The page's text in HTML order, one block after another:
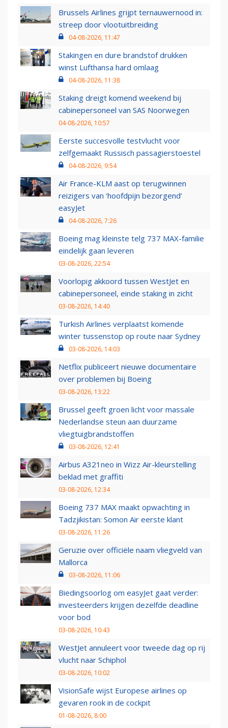
Brussels Airlines grijpt ternauwernood in:
streep door vlootuitbreiding
04-08-2026, 11:47
Stakingen en dure brandstof drukken
winst Lufthansa hard omlaag
04-08-2026, 11:38
Staking dreigt komend weekend bij
cabinepersoneel van SAS Noorwegen
04-08-2026, 10:57
Eerste succesvolle testvlucht voor
zelfgemaakt Russisch passagierstoestel
04-08-2026, 9:54
Air France-KLM aast op terugwinnen
reizigers van ‘hoofdpijn bezorgend’
easyJet
04-08-2026, 7:26
Boeing mag kleinste telg 737 MAX-familie
eindelijk gaan leveren
03-08-2026, 22:54
Voorlopig akkoord tussen WestJet en
cabinepersoneel, einde staking in zicht
03-08-2026, 14:40
Turkish Airlines verplaatst komende
winter tussenstop op route naar Sydney
03-08-2026, 14:03
Netflix publiceert nieuwe documentaire
over problemen bij Boeing
03-08-2026, 13:22
Brussel geeft groen licht voor massale
Nederlandse steun aan duurzame
vliegtuigbrandstoffen
03-08-2026, 12:41
Airbus A321neo in Wizz Air-kleurstelling
beklad met graffiti
03-08-2026, 12:34
Boeing 737 MAX maakt opwachting in
Tadzjikistan: Somon Air eerste klant
03-08-2026, 11:26
Geruzie over officiële naam vliegveld van
Mallorca
03-08-2026, 11:06
Biedingsoorlog om easyJet gaat verder:
investeerders krijgen dezelfde deadline
voor bod
03-08-2026, 10:43
WestJet annuleert voor tweede dag op rij
vlucht naar Schiphol
03-08-2026, 10:02
VisionSafe wijst Europese airlines op
gevaren rook in de cockpit
01-08-2026, 8:00